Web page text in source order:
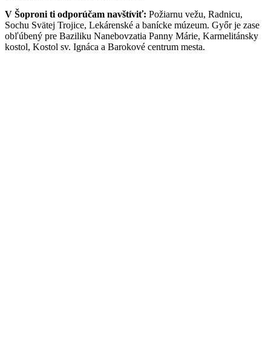
V Šoproni ti odporúčam navštíviť: Požiarnu vežu, Radnicu,
Sochu Svätej Trojice, Lekárenské a banícke múzeum. Győr je zase
obľúbený pre Baziliku Nanebovzatia Panny Márie, Karmelitánsky
kostol, Kostol sv. Ignáca a Barokové centrum mesta.